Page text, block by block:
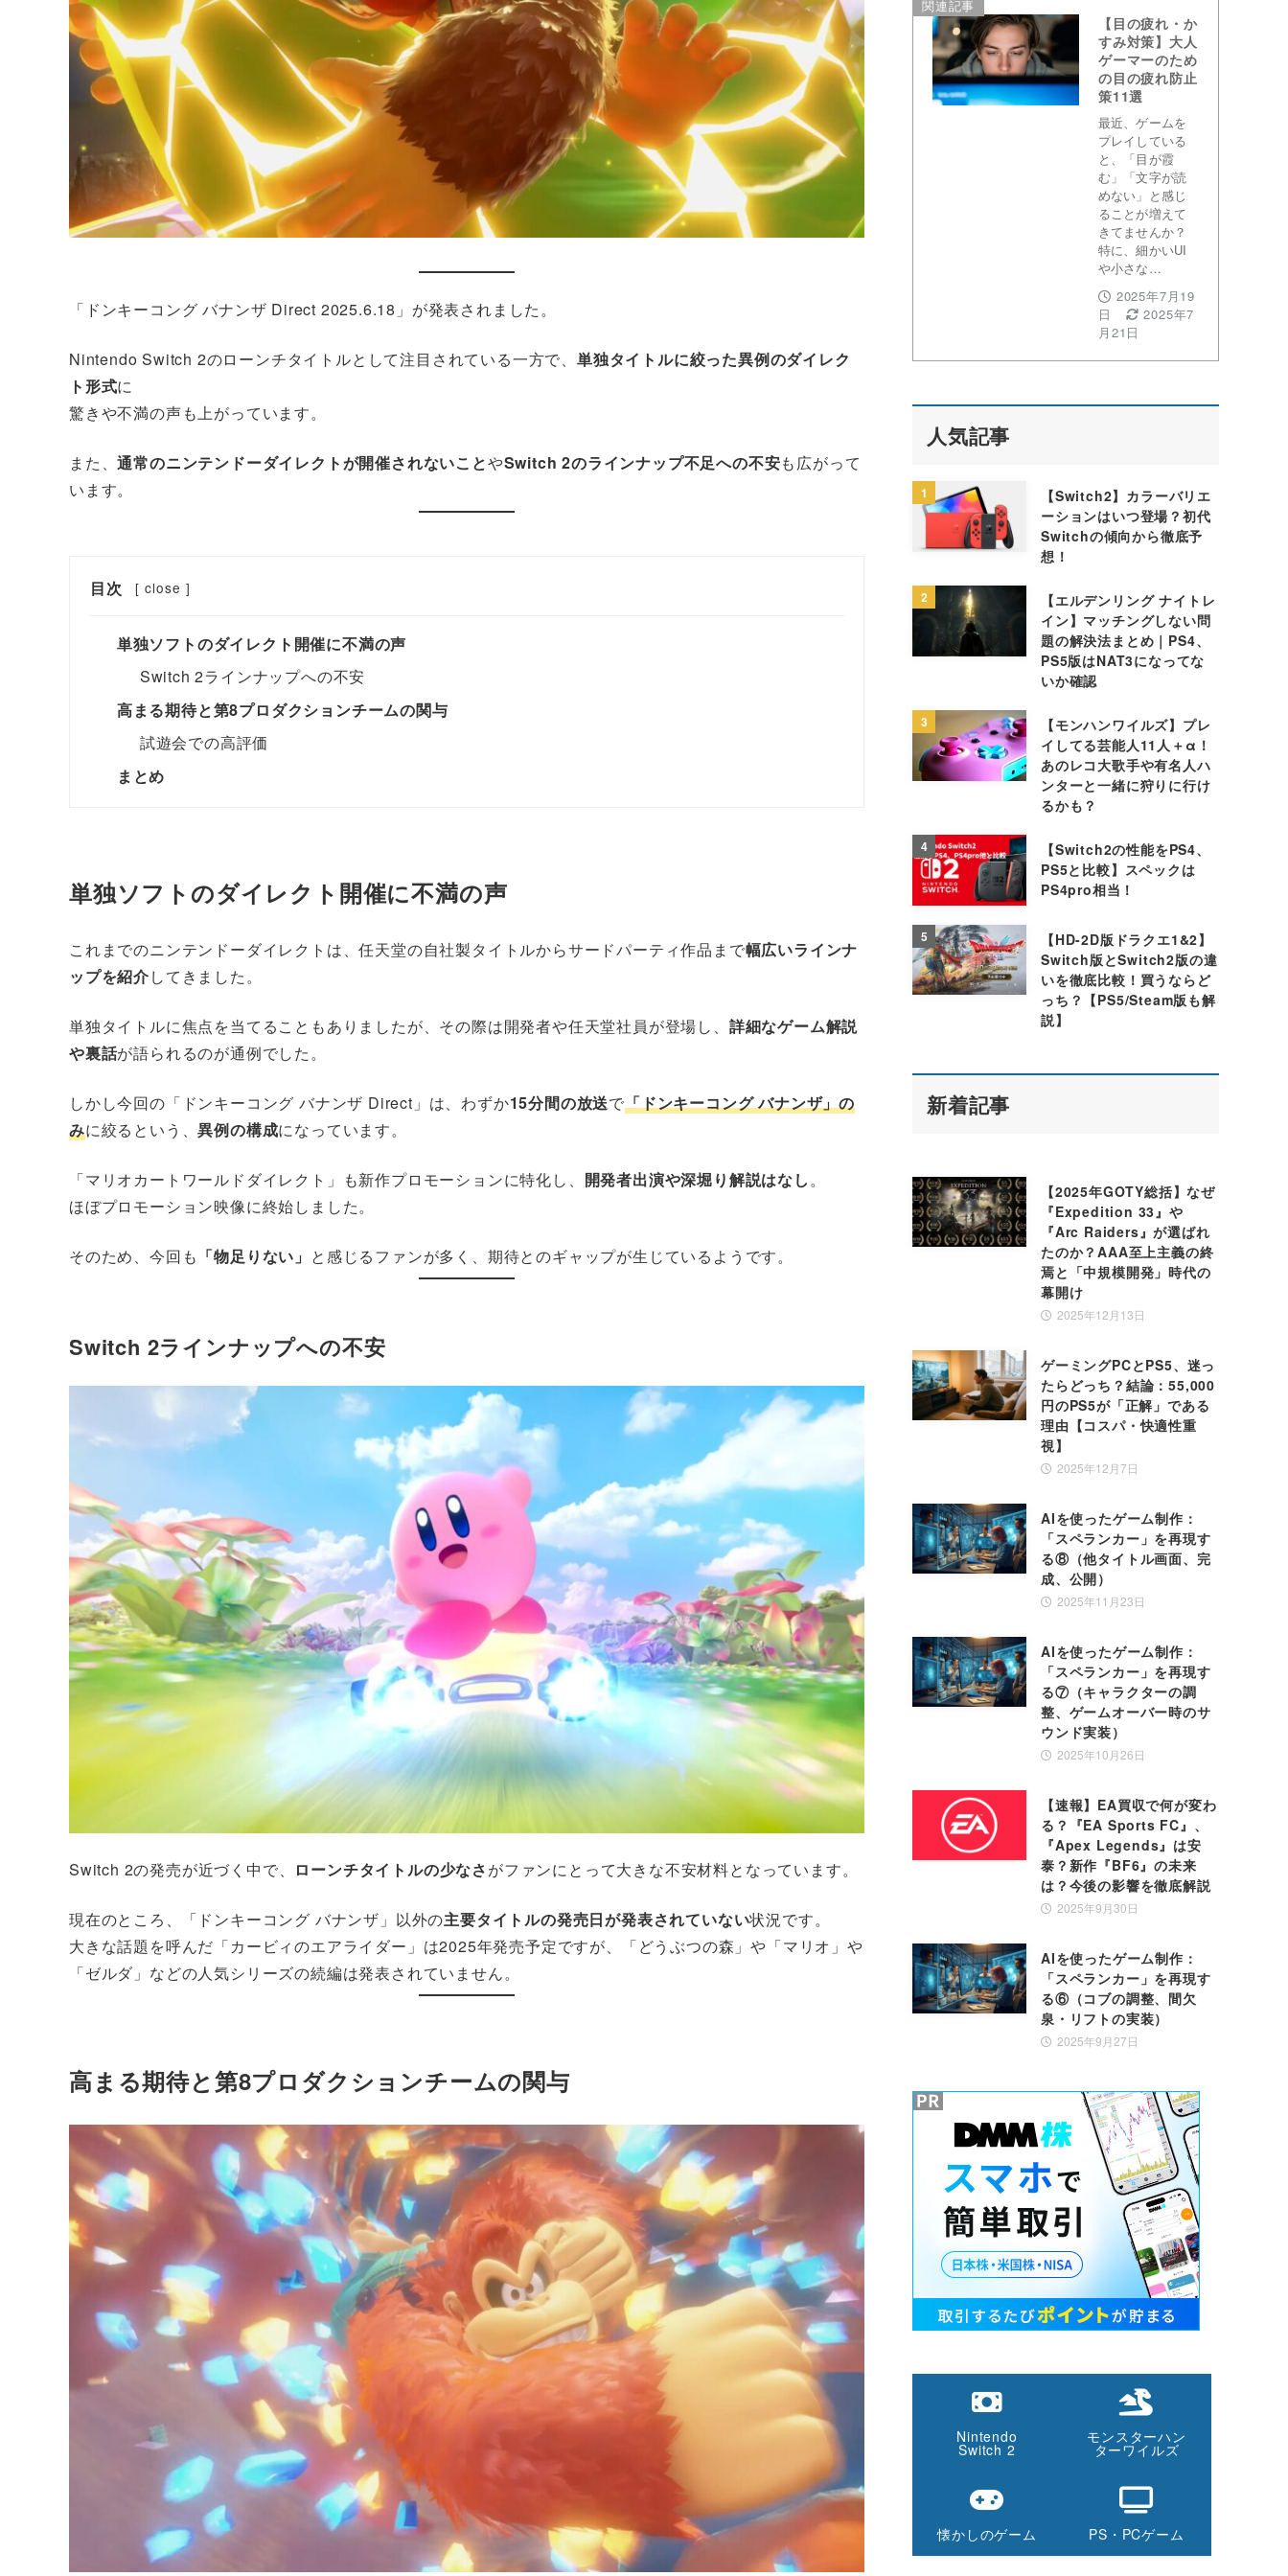
「ドンキーコング バナンザ Direct 2025.6.18」が発表されました。
Nintendo Switch 2のローンチタイトルとして注目されている一方で、 単独タイトルに絞った異例のダイレク
ト形式に
驚きや不満の声も上がっています。
また、通常のニンテンドーダイレクトが開催されないことやSwitch 2のラインナップ不足への不安も広がって
います。
目次 [ close ]
単独ソフトのダイレクト開催に不満の声
Switch 2ラインナップへの不安
高まる期待と第8プロダクションチームの関与
試遊会での高評価
まとめ
単独ソフトのダイレクト開催に不満の声
これまでのニンテンドーダイレクトは、任天堂の自社製タイトルからサードパーティ作品まで幅広いラインナ
ップを紹介してきました。
単独タイトルに焦点を当てることもありましたが、その際は開発者や任天堂社員が登場し、 詳細なゲーム解説
や裏話が語られるのが通例でした。
しかし今回の「ドンキーコング バナンザ Direct」は、わずか15分間の放送で「ドンキーコング バナンザ」の
みに絞るという、異例の構成になっています。
「マリオカートワールドダイレクト」も新作プロモーションに特化し、 開発者出演や深堀り解説はなし。
ほぼプロモーション映像に終始しました。
そのため、今回も 「物足りない」 と感じるファンが多く、期待とのギャップが生じているようです。
Switch 2ラインナップへの不安
Switch 2の発売が近づく中で、 ローンチタイトルの少なさがファンにとって大きな不安材料となっています。
現在のところ、「ドンキーコング バナンザ」以外の主要タイトルの発売日が発表されていない状況です。
大きな話題を呼んだ「カービィのエアライダー」は2025年発売予定ですが、「どうぶつの森」や「マリオ」や
「ゼルダ」などの人気シリーズの続編は発表されていません。
高まる期待と第8プロダクションチームの関与
関連記事
【目の疲れ・か
すみ対策】大人
ゲーマーのため
の目の疲れ防止
策11選
最近、ゲームを
プレイしている
と、「目が霞
む」「文字が読
めない」と感じ
ることが増えて
きてませんか？
特に、細かいUI
や小さな…
2025年7月19
日
2025年7
月21日
人気記事
1
【Switch2】カラーバリエ
ーションはいつ登場？初代
Switchの傾向から徹底予
想！
2
【エルデンリング ナイトレ
イン】マッチングしない問
題の解決法まとめ｜PS4、
PS5版はNAT3になってな
いか確認
3
【モンハンワイルズ】プレ
イしてる芸能人11人＋α！
あのレコ大歌手や有名人ハ
ンターと一緒に狩りに行け
るかも？
4
【Switch2の性能をPS4、
PS5と比較】スペックは
PS4pro相当！
5
【HD-2D版ドラクエ1&2】
Switch版とSwitch2版の違
いを徹底比較！買うならど
っち？【PS5/Steam版も解
説】
新着記事
【2025年GOTY総括】なぜ
『Expedition 33』や
『Arc Raiders』が選ばれ
たのか？AAA至上主義の終
焉と「中規模開発」時代の
幕開け
2025年12月13日
ゲーミングPCとPS5、迷っ
たらどっち？結論：55,000
円のPS5が「正解」である
理由【コスパ・快適性重
視】
2025年12月7日
AIを使ったゲーム制作：
「スペランカー」を再現す
る⑧（他タイトル画面、完
成、公開）
2025年11月23日
AIを使ったゲーム制作：
「スペランカー」を再現す
る⑦（キャラクターの調
整、ゲームオーバー時のサ
ウンド実装）
2025年10月26日
【速報】EA買収で何が変わ
る？『EA Sports FC』、
『Apex Legends』は安
泰？新作『BF6』の未来
は？今後の影響を徹底解説
2025年9月30日
AIを使ったゲーム制作：
「スペランカー」を再現す
る⑥（コブの調整、間欠
泉・リフトの実装）
2025年9月27日
Nintendo
Switch 2
モンスターハン
ターワイルズ
懐かしのゲーム PS・PCゲーム